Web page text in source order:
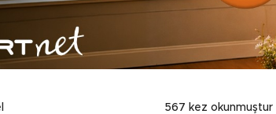
567 kez okunmuştur